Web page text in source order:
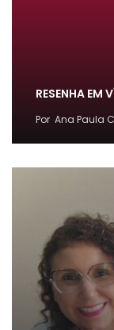
RESENHA
Por Ana Paula